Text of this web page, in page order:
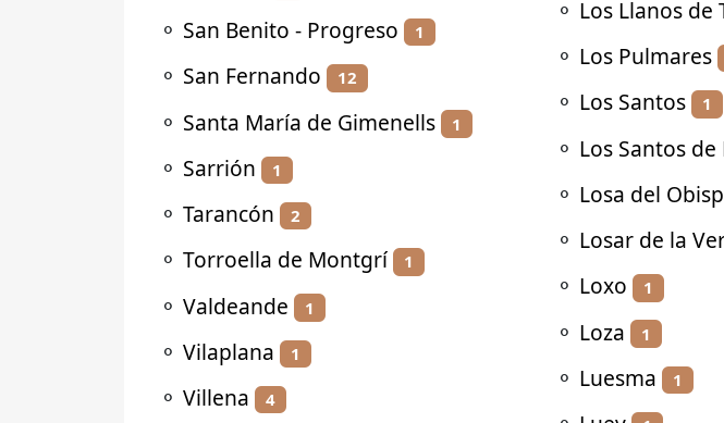
⚬ San Benito - Progreso 1
⚬ San Fernando 12
⚬ Santa María de Gimenells 1
⚬ Sarrión 1
⚬ Tarancón 2
⚬ Torroella de Montgrí 1
⚬ Valdeande 1
⚬ Vilaplana 1
⚬ Villena 4
⚬ Los Llanos de
⚬ Los Pulmares
⚬ Los Santos 1
⚬ Los Santos
⚬ Losa del
⚬ Losar de la
⚬ Loxo 1
⚬ Loza 1
⚬ Luesma 1